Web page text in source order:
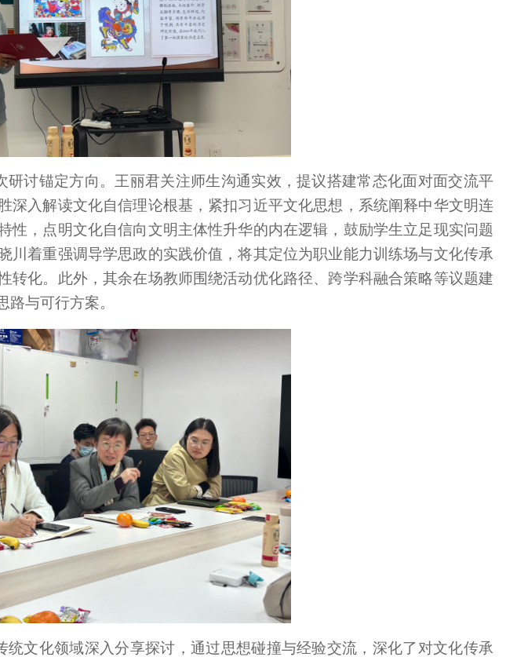
讨锚定方向。王丽君关注师生沟通实效，提议搭建常态化面对面交流平
深入解读文化自信理论根基，紧扣习近平文化思想，系统阐释中华文明连
性，点明文化自信向文明主体性升华的内在逻辑，鼓励学生立足现实问题
川着重强调导学思政的实践价值，将其定位为职业能力训练场与文化传承
转化。此外，其余在场教师围绕活动优化路径、跨学科融合策略等议题建
与可行方案。
文化领域深入分享探讨，通过思想碰撞与经验交流，深化了对文化传承